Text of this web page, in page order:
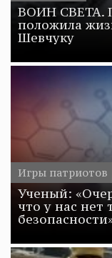
ВОИН СВЕТА.
положила
Шевчуку
Игры патриотов
Ученый:
что у нас нет